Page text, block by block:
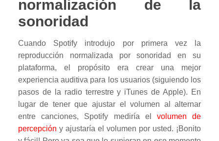
normalización de la
sonoridad
Cuando Spotify introdujo por primera vez la
reproducción normalizada por sonoridad en su
plataforma, el propósito era crear una mejor
experiencia auditiva para los usuarios (siguiendo los
pasos de la radio terrestre y iTunes de Apple). En
lugar de tener que ajustar el volumen al alternar
entre canciones, Spotify mediría el volumen de
percepción y ajustaría el volumen por usted. ¡Bonito